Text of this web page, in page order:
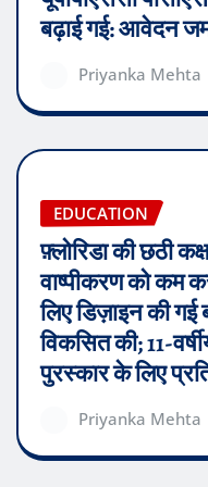
बढ़ाई गई: आवेदन
Priyanka Mehta
EDUCATION
फ़्लोरिडा की छठी
वाष्पीकरण को कम
लिए डिज़ाइन की
विकसित की; 11-
पुरस्कार के लिए
Priyanka Mehta